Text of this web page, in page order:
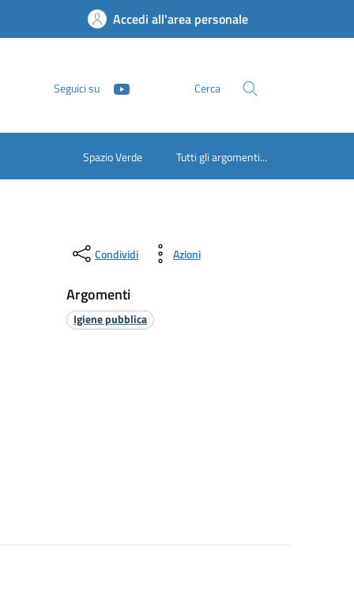
Accedi all'area personale
Seguici su Cerca
Spazio Verde Tutti gli argomenti...
Condividi Azioni
Argomenti
Igiene pubblica